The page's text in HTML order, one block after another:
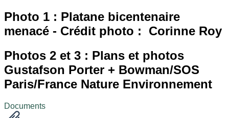
Photo 1 : Platane bicentenaire
menacé - Crédit photo : Corinne Roy
Photos 2 et 3 : Plans et photos
Gustafson Porter + Bowman/SOS
Paris/France Nature Environnement
Documents